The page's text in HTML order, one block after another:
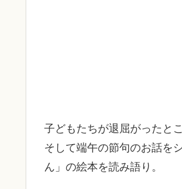
子どもたちが退屈がったと
そして端午の節句のお話を
ん」の絵本を読み語り。